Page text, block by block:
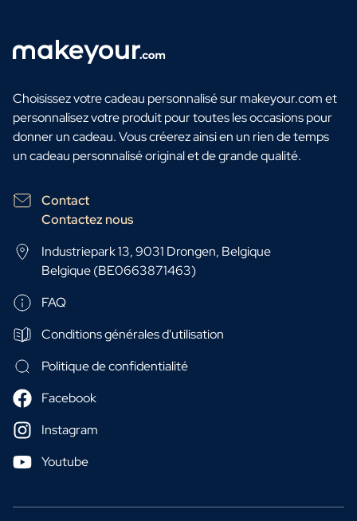
Choisissez votre cadeau personnalisé sur makeyour.com et
personnalisez votre produit pour toutes les occasions pour
donner un cadeau. Vous créerez ainsi en un rien de temps
un cadeau personnalisé original et de grande qualité.
Contact
Contactez nous
Industriepark 13, 9031 Drongen, Belgique
Belgique (BE0663871463)
FAQ
Conditions générales d'utilisation
Politique de confidentialité
Facebook
Instagram
Youtube